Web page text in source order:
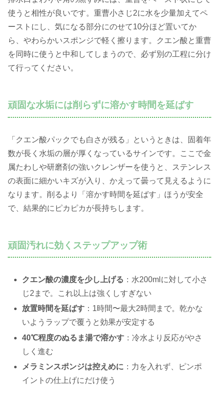
使うと相性が良いです。重曹小さじ2に水を少量加えてペ
ーストにし、気になる部分にのせて10分ほど置いてか
ら、やわらかいスポンジで軽く擦ります。クエン酸と重曹
を同時に使うと中和してしまうので、必ず別の工程に分け
て行ってください。
頑固な水垢には削らずに溶かす時間を延ばす
「クエン酸パックでも白さが残る」というときは、固着年
数が長く水垢の層が厚くなっているサインです。ここで金
属たわしや研磨剤の強いクレンザーを使うと、ステンレス
の表面に細かいキズが入り、かえって曇って見えるように
なります。削るより「溶かす時間を延ばす」ほうが安全
で、結果的にピカピカが長持ちします。
頑固汚れに効くステップアップ術
クエン酸の濃度を少し上げる ：水200mlに対して小さ
じ2まで。これ以上は強くしすぎない
放置時間を延ばす ：1時間〜最大2時間まで。乾かな
いようラップで覆うと効果が安定する
40℃程度のぬるま湯で溶かす ：冷水より反応がやさ
しく進む
メラミンスポンジは控えめに ：力を入れず、ピンポ
イントの仕上げにだけ使う